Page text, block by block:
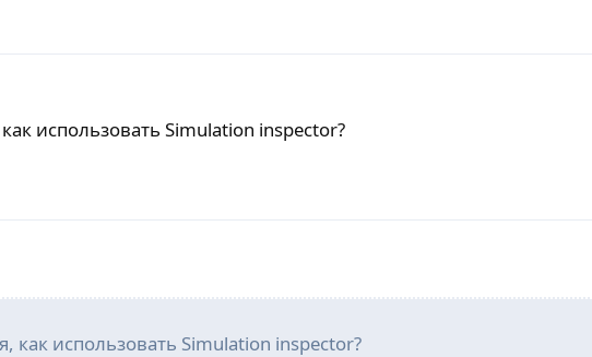
использовать Simulation inspector?
как использовать Simulation inspector?